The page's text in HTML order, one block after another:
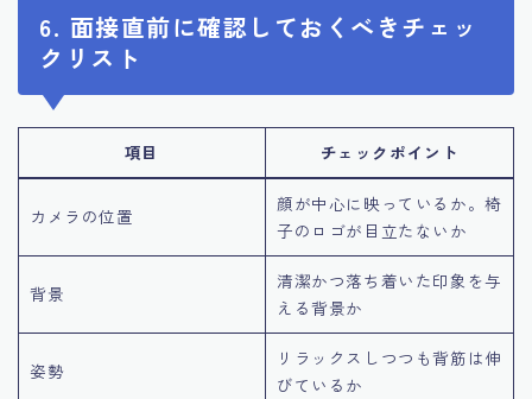
6. 面接直前に確認しておくべきチェッ
クリスト
項目 チェックポイント
カメラの位置
顔が中心に映っているか。椅
子のロゴが目立たないか
背景
清潔かつ落ち着いた印象を与
える背景か
姿勢
リラックスしつつも背筋は伸
びているか